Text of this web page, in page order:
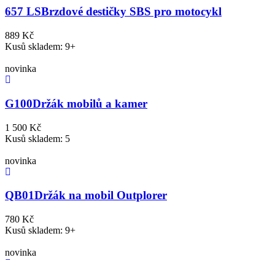
657 LSBrzdové destičky SBS pro motocykl
889 Kč
Kusů skladem: 9+
novinka
G100Držák mobilů a kamer
1 500 Kč
Kusů skladem: 5
novinka
QB01Držák na mobil Outplorer
780 Kč
Kusů skladem: 9+
novinka